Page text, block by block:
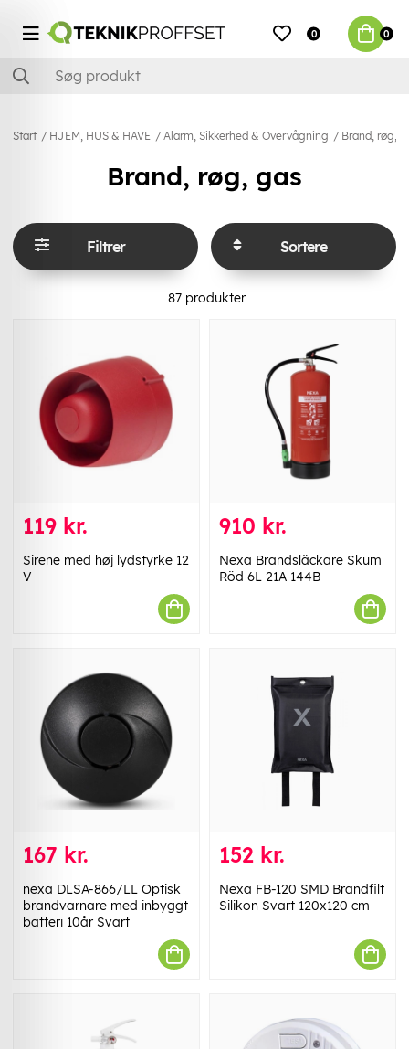
0 0
Start HJEM, HUS & HAVE Alarm, Sikkerhed & Overvågning Brand, røg,
Brand, røg, gas
Filtrer Sortere
87produkter
119 kr.
Sirene med høj lydstyrke 12
V
910 kr.
Nexa Brandsläckare Skum
Röd 6L 21A 144B
167 kr.
nexa DLSA-866/LL Optisk
brandvarnare med inbyggt
batteri 10år Svart
152 kr.
Nexa FB-120 SMD Brandfilt
Silikon Svart 120x120 cm